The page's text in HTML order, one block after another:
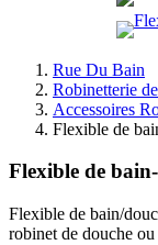
Rue Du Bain
Robinetterie
Accessoires
Flexible de
Flexible de
Flexible de bain/
robinet de douche